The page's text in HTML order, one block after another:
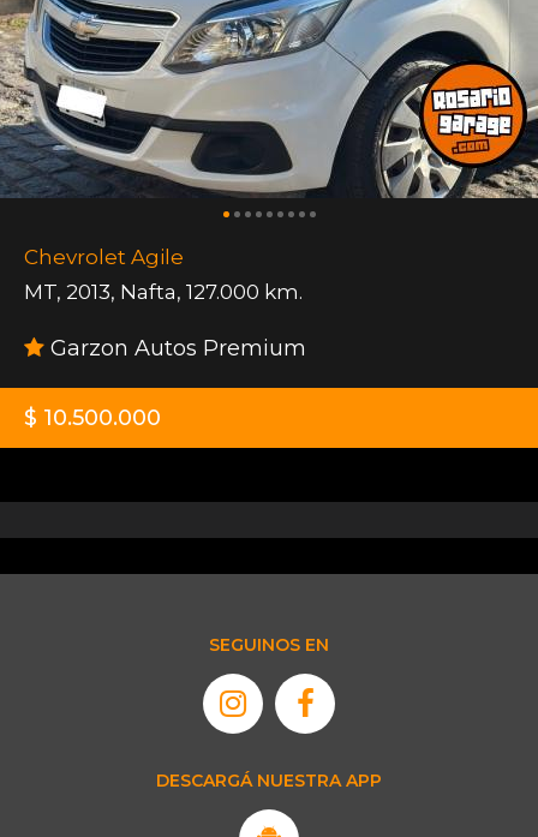
Chevrolet Agile
MT, 2013, Nafta, 127.000 km.
Garzon Autos Premium
$ 10.500.000
SEGUINOS EN
DESCARGÁ NUESTRA APP